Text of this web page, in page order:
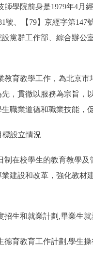
師學院前身是1979年4月
號、【79】京經字第
黨群工作部、綜合辦公
教育教學工作，為北京
，貫徹以服務為宗旨，
職業道德和職業技能，
標設立情況
制在校學生的教育教學
建設和改革，強化教材
招生和就業計劃,畢業生
德育教育工作計劃,學生